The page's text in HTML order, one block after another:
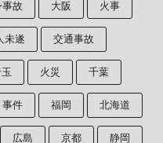
事故 大阪 火事
未遂 交通事故
火災 千葉
事件 福岡 北海道
広島 京都 静岡